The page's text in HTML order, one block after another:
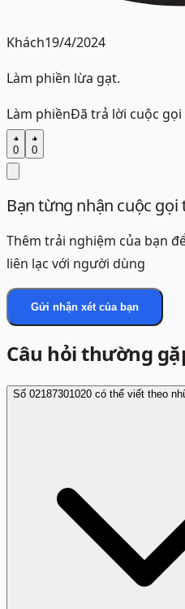
Khách19/4/2024
Làm phiền lừa gạt.
Làm phiềnĐã trả lời cuộc gọi
0 0
Bạn từng nhận cuộc gọi
Thêm trải nghiệm của bạn
liên lạc với người dùng
Gửi nhận xét của bạn
Câu hỏi thường
Số 02187301020 có thể viết theo